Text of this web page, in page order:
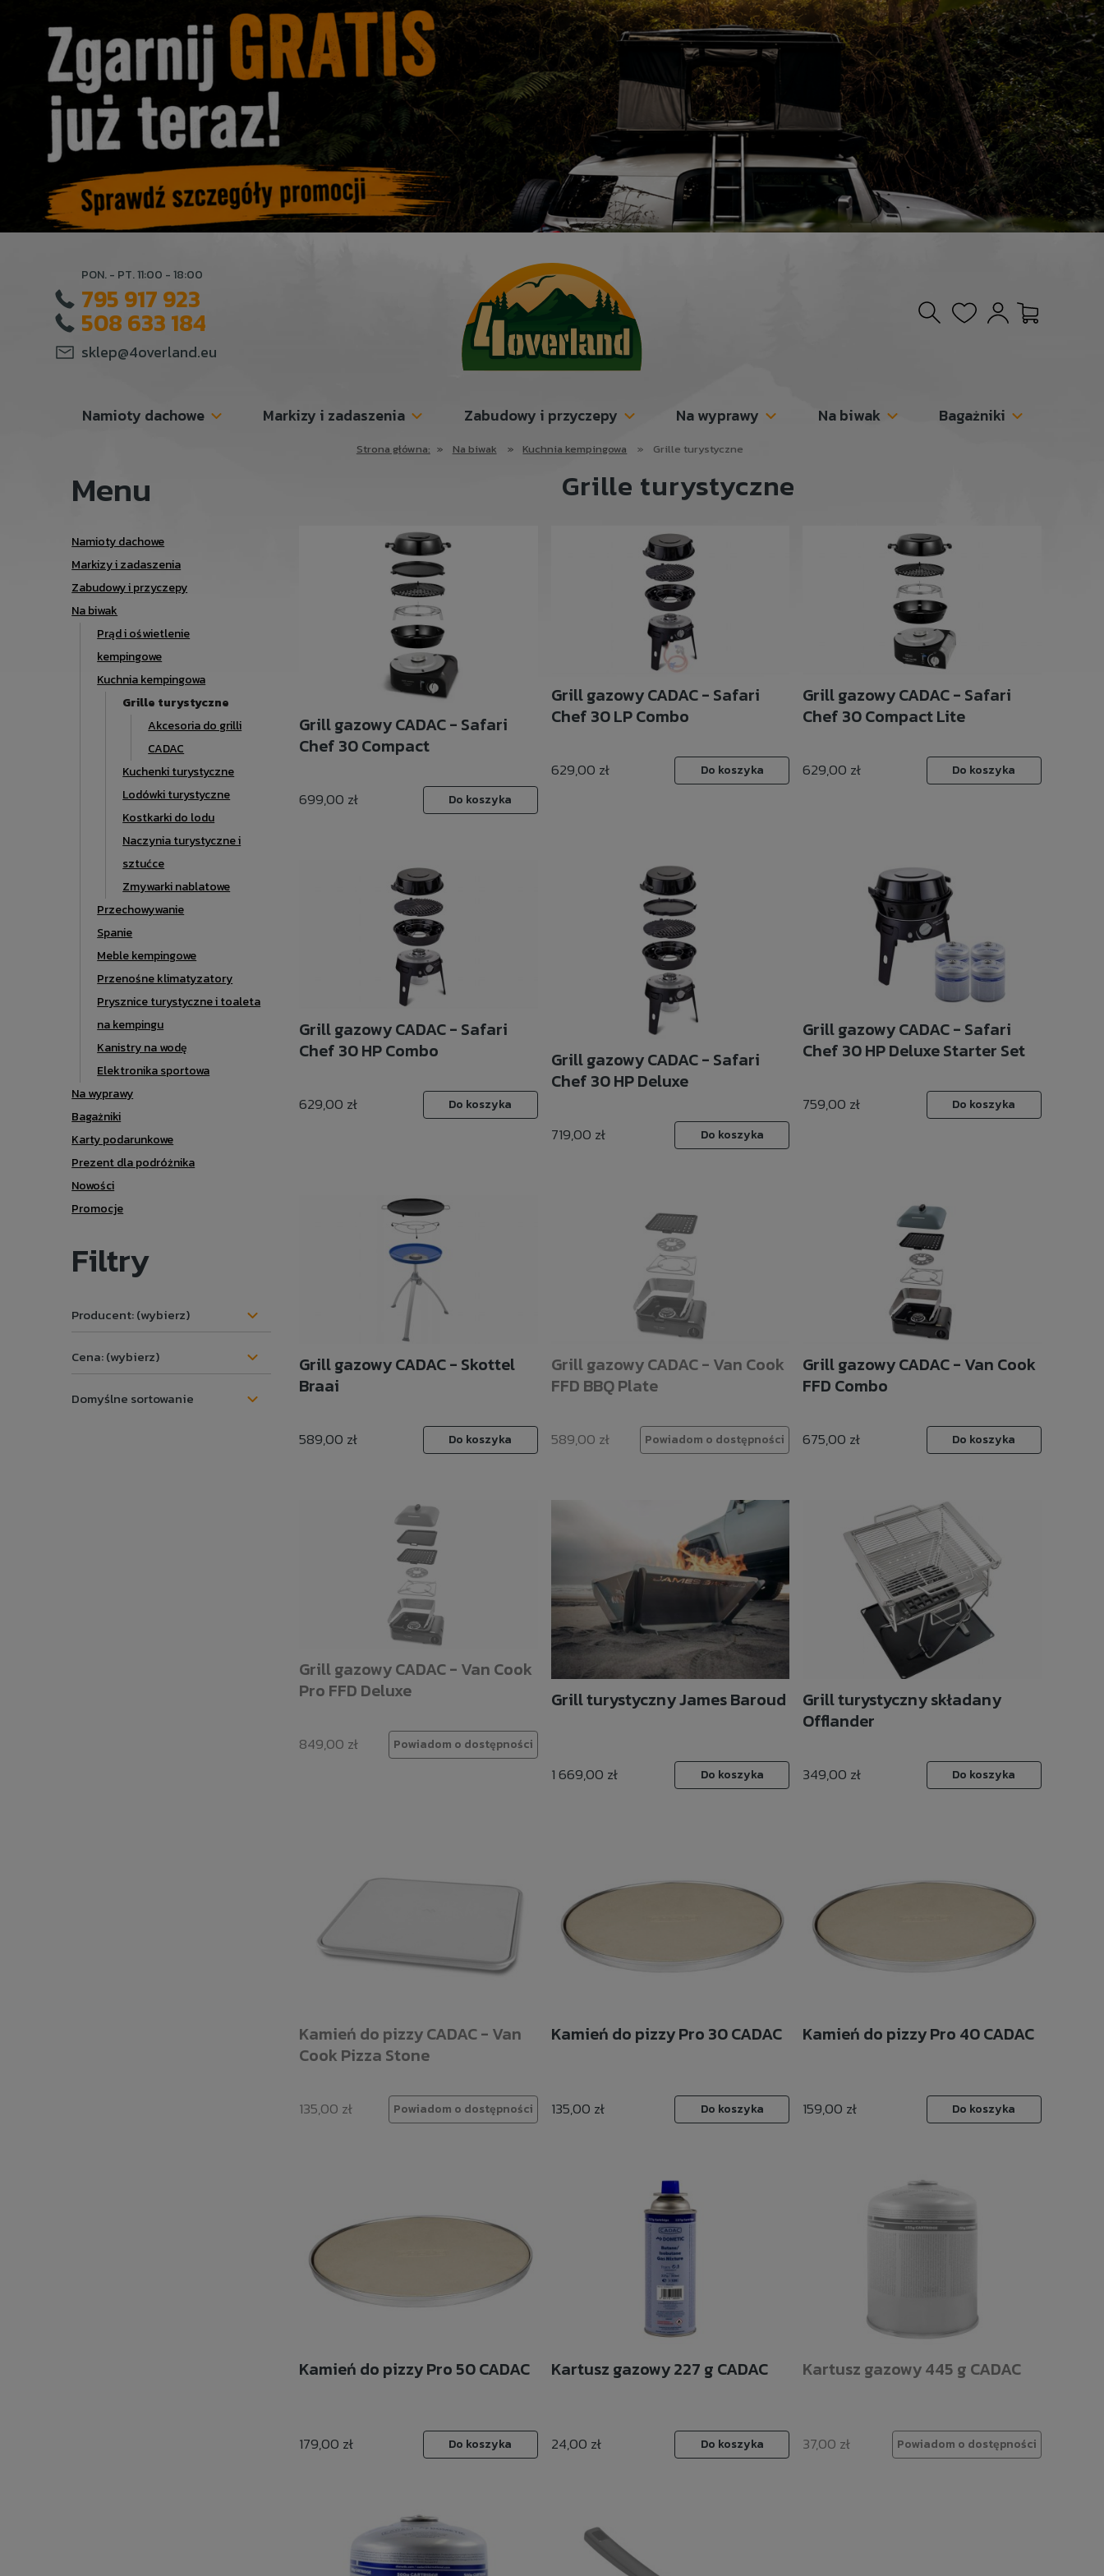
PON. - PT. 11:00 - 18:00
795 917 923
508 633 184
sklep@4overland.eu
Namioty dachowe Markizy i zadaszenia Zabudowy i przyczepy Na wyprawy Na biwak Bagażniki
Strona główna: » Na biwak » Kuchnia kempingowa » Grille turystyczne
Menu
Namioty dachowe
Markizy i zadaszenia
Zabudowy i przyczepy
Na biwak
Prąd i oświetlenie
kempingowe
Kuchnia kempingowa
Grille turystyczne
Akcesoria do grilli
CADAC
Kuchenki turystyczne
Lodówki turystyczne
Kostkarki do lodu
Naczynia turystyczne i
sztućce
Zmywarki nablatowe
Przechowywanie
Spanie
Meble kempingowe
Przenośne klimatyzatory
Prysznice turystyczne i toaleta
na kempingu
Kanistry na wodę
Elektronika sportowa
Na wyprawy
Bagażniki
Karty podarunkowe
Prezent dla podróżnika
Nowości
Promocje
Filtry
Producent: (wybierz)
Cena: (wybierz)
Grille turystyczne
Grill gazowy CADAC - Safari
Chef 30 Compact
699,00 zł Do koszyka
Grill gazowy CADAC - Safari
Chef 30 LP Combo
629,00 zł Do koszyka
Grill gazowy CADAC - Safari
Chef 30 Compact Lite
629,00 zł Do koszyka
Grill gazowy CADAC - Safari
Chef 30 HP Combo
629,00 zł Do koszyka
Grill gazowy CADAC - Safari
Chef 30 HP Deluxe
719,00 zł Do koszyka
Grill gazowy CADAC - Safari
Chef 30 HP Deluxe Starter Set
759,00 zł Do koszyka
Grill gazowy CADAC - Skottel
Braai
589,00 zł Do koszyka
Grill gazowy CADAC - Van Cook
FFD BBQ Plate
589,00 zł Powiadom o dostępności
Grill gazowy CADAC - Van Cook
FFD Combo
675,00 zł Do koszyka
Grill gazowy CADAC - Van Cook
Pro FFD Deluxe
849,00 zł Powiadom o dostępności
Grill turystyczny James Baroud
1 669,00 zł Do koszyka
Grill turystyczny składany
Offlander
349,00 zł Do koszyka
Kamień do pizzy CADAC - Van
Cook Pizza Stone
135,00 zł Powiadom o dostępności
Kamień do pizzy Pro 30 CADAC
135,00 zł Do koszyka
Kamień do pizzy Pro 40 CADAC
159,00 zł Do koszyka
Kamień do pizzy Pro 50 CADAC
179,00 zł Do koszyka
Kartusz gazowy 227 g CADAC
24,00 zł Do koszyka
Kartusz gazowy 445 g CADAC
37,00 zł Powiadom o dostępności